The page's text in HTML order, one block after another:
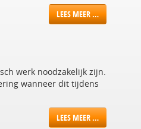
LEES MEER …
werk noodzakelijk zijn.
wanneer dit tijdens
LEES MEER …